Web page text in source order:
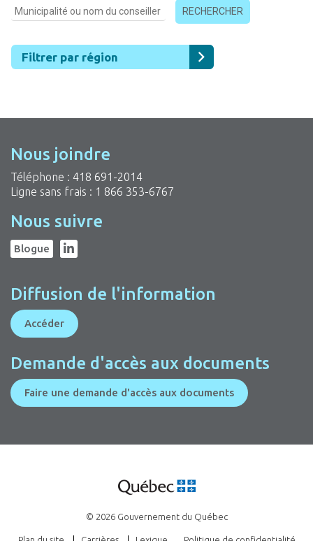
RECHERCHER
Filtrer par région
Nous joindre
Téléphone : 418 691-2014
Ligne sans frais : 1 866 353-6767
Nous suivre
Blogue
Diffusion de l'information
Accéder
Demande d'accès aux documents
Faire une demande d'accès aux documents
© 2026 Gouvernement du Québec